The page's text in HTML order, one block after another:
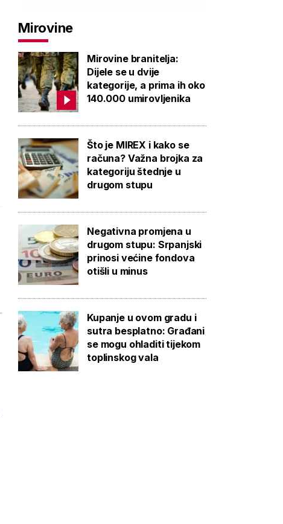
PONUDU
Mirovine
Mirovine branitelja:
Dijele se u dvije
kategorije, a prima ih oko
140.000 umirovljenika
Što je MIREX i kako se
računa? Važna brojka za
kategoriju štednje u
drugom stupu
Negativna promjena u
drugom stupu: Srpanjski
prinosi većine fondova
otišli u minus
Kupanje u ovom gradu i
sutra besplatno: Građani
se mogu ohladiti tijekom
toplinskog vala